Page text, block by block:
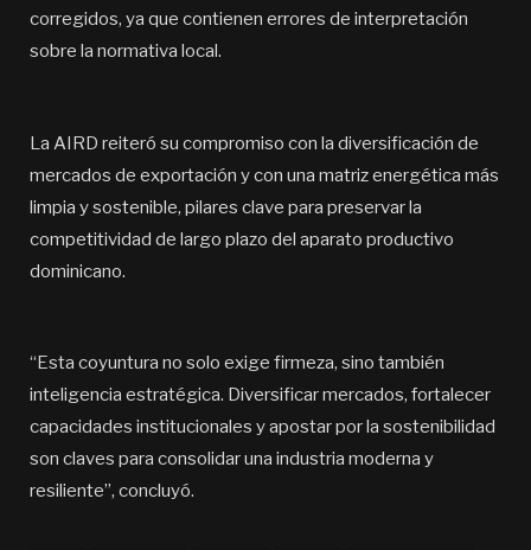
corregidos, ya que contienen errores de interpretación
sobre la normativa local.
La AIRD reiteró su compromiso con la diversificación de
mercados de exportación y con una matriz energética más
limpia y sostenible, pilares clave para preservar la
competitividad de largo plazo del aparato productivo
dominicano.
“Esta coyuntura no solo exige firmeza, sino también
inteligencia estratégica. Diversificar mercados, fortalecer
capacidades institucionales y apostar por la sostenibilidad
son claves para consolidar una industria moderna y
resiliente”, concluyó.